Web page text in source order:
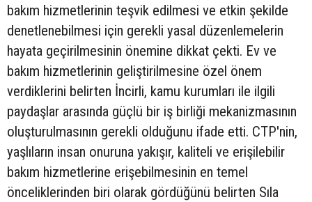
bakım hizmetlerinin teşvik edilmesi ve etkin şekilde
denetlenebilmesi için gerekli yasal düzenlemelerin
hayata geçirilmesinin önemine dikkat çekti. Ev ve
bakım hizmetlerinin geliştirilmesine özel önem
verdiklerini belirten İncirli, kamu kurumları ile ilgili
paydaşlar arasında güçlü bir iş birliği mekanizmasının
oluşturulmasının gerekli olduğunu ifade etti. CTP'nin,
yaşlıların insan onuruna yakışır, kaliteli ve erişilebilir
bakım hizmetlerine erişebilmesinin en temel
önceliklerinden biri olarak gördüğünü belirten Sıla